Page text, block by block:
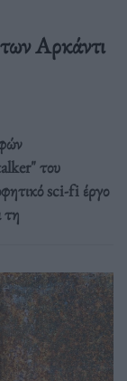
Αρκάντι
του
sci-fi έργο
τη